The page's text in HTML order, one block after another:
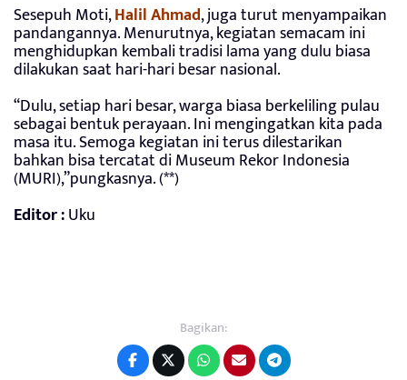
Sesepuh Moti,Halil Ahmad, juga turut menyampaikan
pandangannya. Menurutnya, kegiatan semacam ini
menghidupkan kembali tradisi lama yang dulu biasa
dilakukan saat hari-hari besar nasional.
“Dulu, setiap hari besar, warga biasa berkeliling pulau
sebagai bentuk perayaan. Ini mengingatkan kita pada
masa itu. Semoga kegiatan ini terus dilestarikan
bahkan bisa tercatat di Museum Rekor Indonesia
(MURI),”pungkasnya. (**)
Editor :Uku
Bagikan: